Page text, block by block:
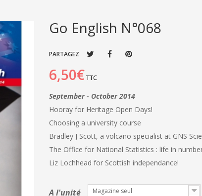
Go English N°068
PARTAGEZ
6,50€TTC
September - October 2014
Hooray for Heritage Open Days!
Choosing a university course
Bradley J Scott, a volcano specialist at GNS
The Office for National Statistics : life in
Liz Lochhead for Scottish independance!
A l'unité Magazine seul